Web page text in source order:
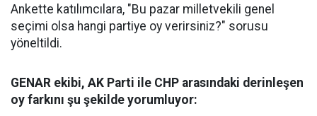
Ankette katılımcılara, "Bu pazar milletvekili genel
seçimi olsa hangi partiye oy verirsiniz?" sorusu
yöneltildi.
GENAR ekibi, AK Parti ile CHP arasındaki derinleşen
oy farkını şu şekilde yorumluyor: